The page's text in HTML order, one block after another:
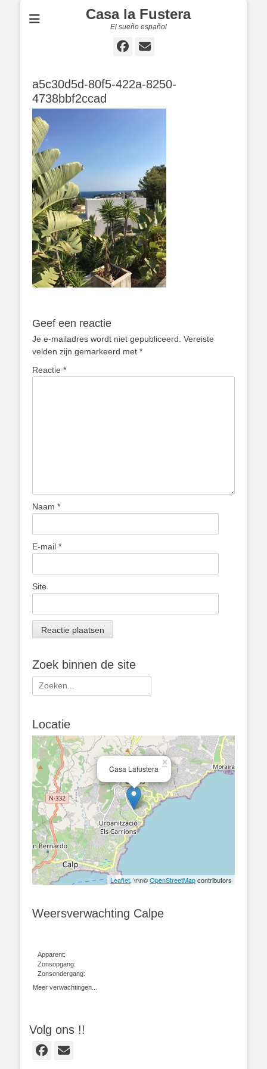
Casa la Fustera
El sueño español
Facebook
E-
a5c30d5d-80f5-422a-8250-
4738bbf2ccad
Geef een reactie
Je e-mailadres wordt niet gepubliceerd. Vereiste
velden zijn gemarkeerd met *
Reactie *
Naam *
E-mail *
Site
Zoek binnen de site
Zoeken
naar:
Locatie
Casa Lafustera
×
Leaflet, \r\n©OpenStreetMapcontributors
Weersverwachting Calpe
Apparent:
Zonsopgang:
Zonsondergang:
Meer verwachtingen...
Volg ons !!
Facebook
E-